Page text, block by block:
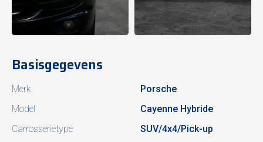
Basisgegevens
Merk
Porsche
Model
Cayenne Hybride
Carrosserietype
SUV/4x4/Pick-up